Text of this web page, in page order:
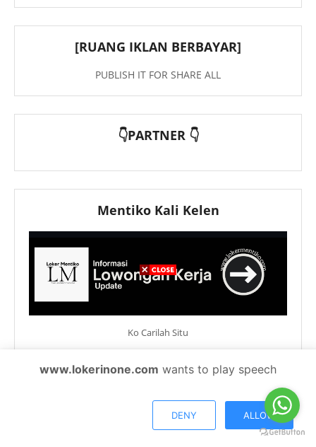
[RUANG IKLAN BERBAYAR]
PUBLISH IT FOR SHARE ALL
👇PARTNER 👇
Mentiko Kali Kelen
Ko Carilah Situ
PT EWF Kanca Medan
www.lokerinone.com wants to play speech
DENY ALLOW